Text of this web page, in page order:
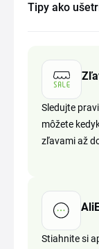
Tipy ako
Sledujte
môžete
zľavami až
Stiahnite si